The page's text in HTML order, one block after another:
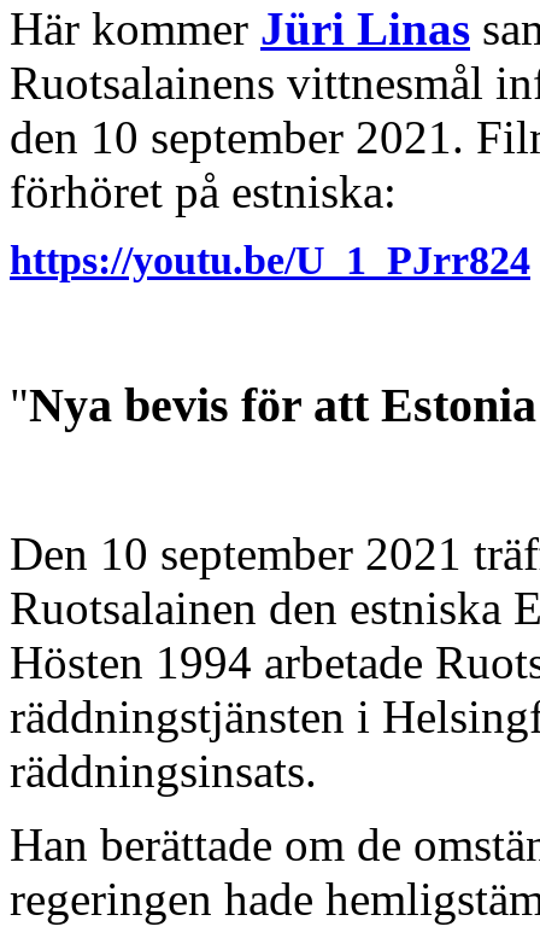
Här kommer Jüri Linas
Ruotsalainens vittnesmål
den 10 september 2021.
förhöret på estniska:
https://youtu.be/U_1_PJrr824
"Nya bevis för att
Den 10 september 2021
Ruotsalainen den
Hösten 1994 arbetade
räddningstjänsten i
räddningsinsats.
Han berättade om de
regeringen hade